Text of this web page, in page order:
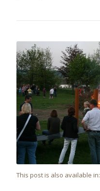
This post is also available in: